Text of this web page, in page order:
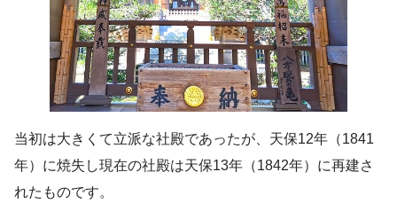
当初は大きくて立派な社殿であったが、天保12年（1841
年）に焼失し現在の社殿は天保13年（1842年）に再建さ
れたものです。